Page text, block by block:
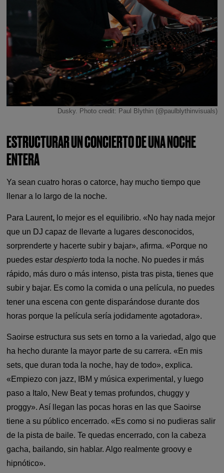
Dusky. Photo credit: Paul Blythin (@paulblythinvisuals)
ESTRUCTURAR UN CONCIERTO DE UNA NOCHE
ENTERA
Ya sean cuatro horas o catorce, hay mucho tiempo que
llenar a lo largo de la noche.
Para Laurent, lo mejor es el equilibrio. «No hay nada mejor
que un DJ capaz de llevarte a lugares desconocidos,
sorprenderte y hacerte subir y bajar», afirma. «Porque no
puedes estardespierto toda la noche. No puedes ir más
rápido, más duro o más intenso, pista tras pista, tienes que
subir y bajar. Es como la comida o una película, no puedes
tener una escena con gente disparándose durante dos
horas porque la película sería jodidamente agotadora».
Saoirse estructura sus sets en torno a la variedad, algo que
ha hecho durante la mayor parte de su carrera. «En mis
sets, que duran toda la noche, hay de todo», explica.
«Empiezo con jazz, IBM y música experimental, y luego
paso a Italo, New Beat y temas profundos, chuggy y
proggy». Así llegan las pocas horas en las que Saoirse
tiene a su público encerrado. «Es como si no pudieras salir
de la pista de baile. Te quedas encerrado, con la cabeza
gacha, bailando, sin hablar. Algo realmente groovy e
hipnótico».